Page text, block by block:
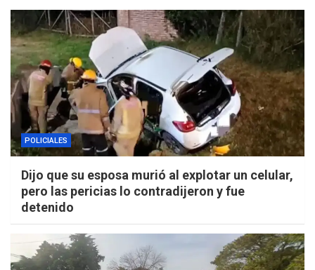
POLICIALES
Dijo que su esposa murió al explotar un celular,
pero las pericias lo contradijeron y fue
detenido